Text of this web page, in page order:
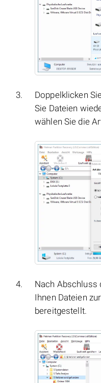
Doppelklicken
Sie Dateien
wählen Sie die
Nach Abschluss
Ihnen Dateien
bereitgestellt.